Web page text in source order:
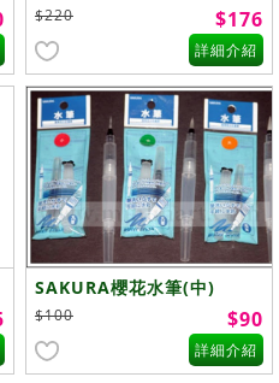
$220 $176
詳細介紹
SAKURA櫻花水筆(中)
$100 $90
詳細介紹